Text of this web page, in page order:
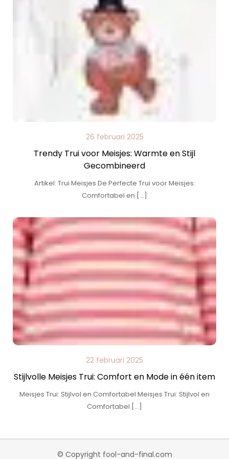
26 februari 2025
Trendy Trui voor Meisjes: Warmte en Stijl
Gecombineerd
Artikel: Trui Meisjes De Perfecte Trui voor Meisjes:
Comfortabel en […]
22 februari 2025
Stijlvolle Meisjes Trui: Comfort en Mode in één item
Meisjes Trui: Stijlvol en Comfortabel Meisjes Trui: Stijlvol en
Comfortabel […]
© Copyright fool-and-final.com